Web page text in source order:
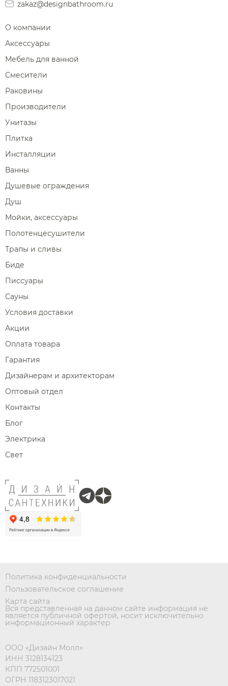
zakaz@designbathroom.ru
О компании
Аксессуары
Мебель для ванной
Смесители
Раковины
Производители
Унитазы
Плитка
Инсталляции
Ванны
Душевые ограждения
Душ
Мойки, аксессуары
Полотенцесушители
Трапы и сливы
Биде
Писсуары
Сауны
Условия доставки
Акции
Оплата товара
Гарантия
Дизайнерам и архитекторам
Оптовый отдел
Контакты
Блог
Электрика
Свет
Политика конфиденциальности
Пользовательское соглашение
Карта сайта
Вся представленная на данном сайте информация не
является публичной офертой, носит исключительно
информационный характер
ООО «Дизайн Молл»
ИНН 3128134123
КПП 772501001
ОГРН 1183123017021